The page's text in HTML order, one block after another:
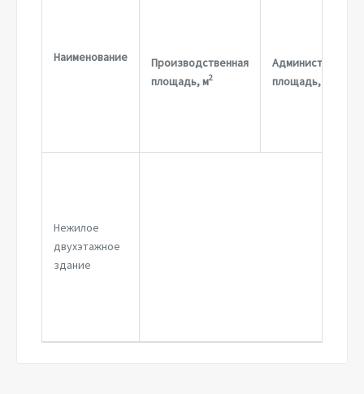
Наименование
Производственная
площадь, м2
площадь, м
Нежилое
двухэтажное
здание